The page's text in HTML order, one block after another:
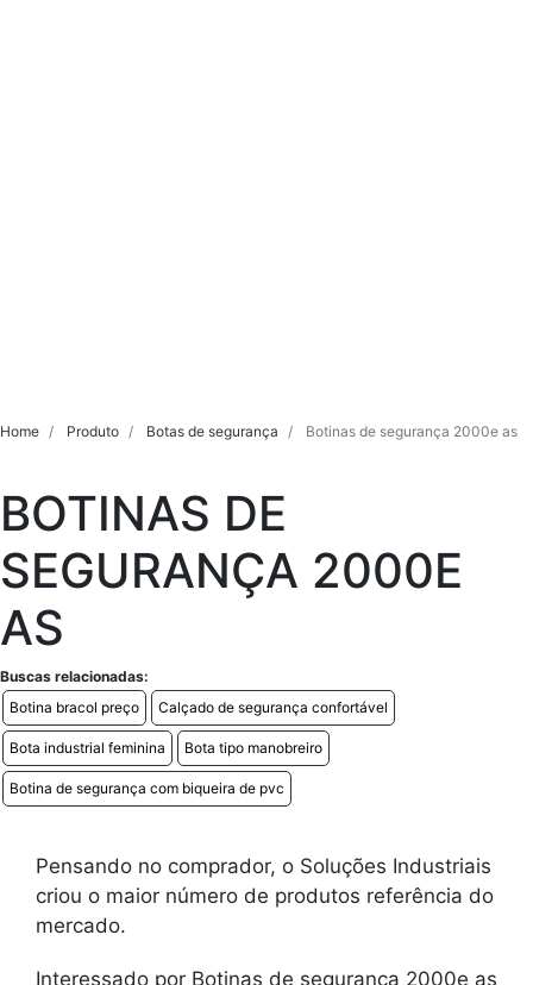
Home Produto Botas de segurança Botinas de segurança 2000e as
BOTINAS DE
SEGURANÇA 2000E
AS
Buscas relacionadas:
Botina bracol preço
Calçado de segurança confortável
Bota industrial feminina Bota tipo manobreiro
Botina de segurança com biqueira de pvc
Pensando no comprador, o Soluções Industriais
criou o maior número de produtos referência do
mercado.
Interessado por Botinas de segurança 2000e as